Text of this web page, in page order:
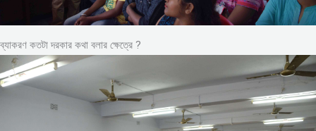
ব্যাকরণ কতটা দরকার কথা বলার ক্ষেত্রে ?